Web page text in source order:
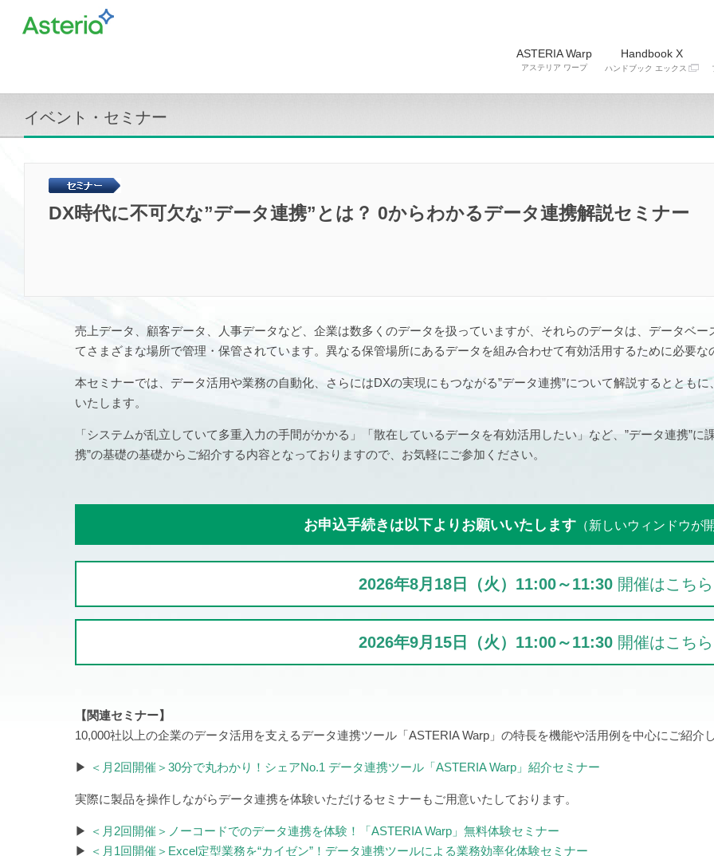
ASTERIA Warp
アステリア ワープ
Handbook X
ハンドブック エックス
イベント・セミナー
DX時代に不可欠な”データ連携”とは？ 0からわかるデータ連携解説セミナー
売上データ、顧客データ、人事データなど、企業は数多くのデータを扱っていますが、それらのデータは、データベ
てさまざまな場所で管理・保管されています。異なる保管場所にあるデータを組み合わせて有効活用するために必要な
本セミナーでは、データ活用や業務の自動化、さらにはDXの実現にもつながる”データ連携”について解説するととも
いたします。
「システムが乱立していて多重入力の手間がかかる」「散在しているデータを有効活用したい」など、”データ連携”
携”の基礎の基礎からご紹介する内容となっておりますので、お気軽にご参加ください。
お申込手続きは以下よりお願いいたします （新しいウィンドウが
2026年8月18日（火）11:00～11:30開催はこちら
2026年9月15日（火）11:00～11:30開催はこちら
【関連セミナー】
10,000社以上の企業のデータ活用を支えるデータ連携ツール「ASTERIA Warp」の特長を機能や活用例を中心にご紹介
▶ ＜月2回開催＞30分で丸わかり！シェアNo.1 データ連携ツール「ASTERIA Warp」紹介セミナー
実際に製品を操作しながらデータ連携を体験いただけるセミナーもご用意いたしております。
▶
＜月2回開催＞ノーコードでのデータ連携を体験！「ASTERIA Warp」無料体験セミナー
▶
＜月1回開催＞Excel定型業務を“カイゼン”！データ連携ツールによる業務効率化体験セミナー